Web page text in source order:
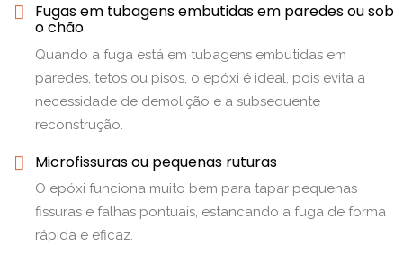
Fugas em tubagens embutidas em paredes ou sob
o chão
Quando a fuga está em tubagens embutidas em
paredes, tetos ou pisos, o epóxi é ideal, pois evita a
necessidade de demolição e a subsequente
reconstrução.
Microfissuras ou pequenas ruturas
O epóxi funciona muito bem para tapar pequenas
fissuras e falhas pontuais, estancando a fuga de forma
rápida e eficaz.